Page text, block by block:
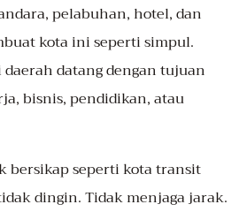
pelabuhan, hotel, dan
kota ini seperti simpul.
datang dengan tujuan
bisnis, pendidikan, atau
bersikap seperti kota transit
dingin. Tidak menjaga jarak.